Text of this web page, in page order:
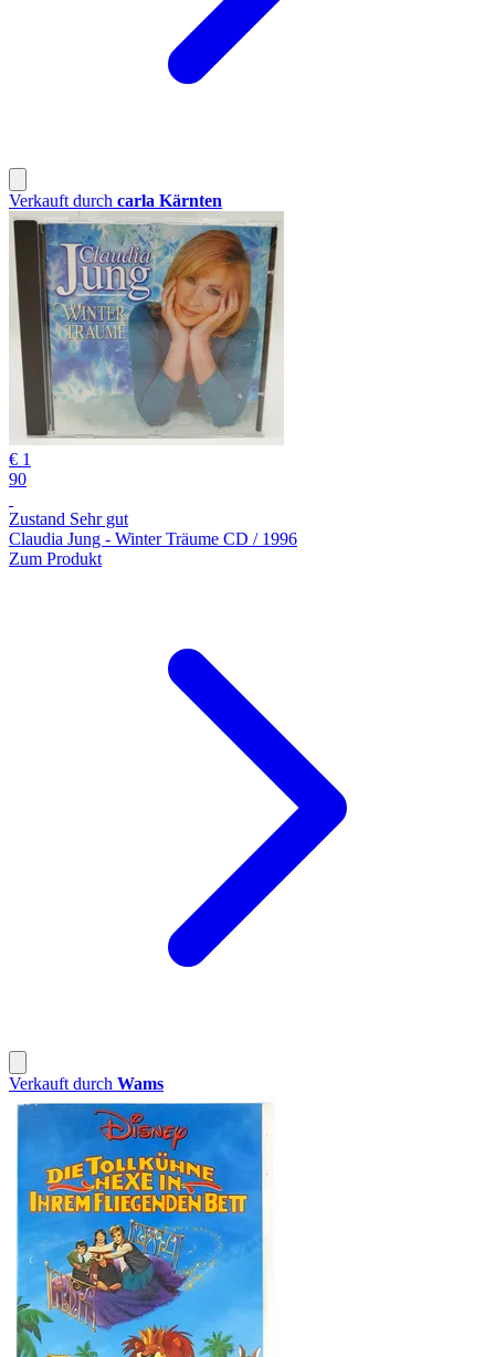
Verkauft durch carla Kärnten
€ 1
90
Zustand Sehr gut
Claudia Jung - Winter Träume CD / 1996
Zum Produkt
Verkauft durch Wams